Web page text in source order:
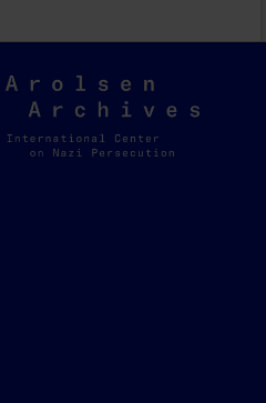
Arolsen
Archives